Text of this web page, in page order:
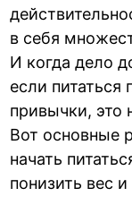
в себя
И когда дело
если
привычки, это
Вот основные
начать
понизить вес